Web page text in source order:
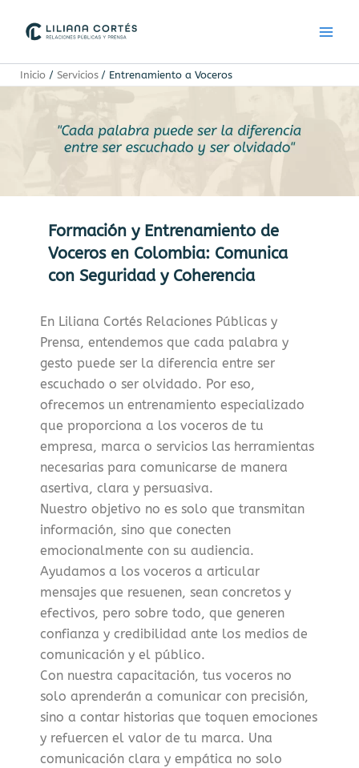
Inicio Servicios Entrenamiento a Voceros
Formación y Entrenamiento de
Voceros en Colombia: Comunica
con Seguridad y Coherencia
En Liliana Cortés Relaciones Públicas y
Prensa, entendemos que cada palabra y
gesto puede ser la diferencia entre ser
escuchado o ser olvidado. Por eso,
ofrecemos un entrenamiento especializado
que proporciona a los voceros de tu
empresa, marca o servicios las herramientas
necesarias para comunicarse de manera
asertiva, clara y persuasiva.
Nuestro objetivo no es solo que transmitan
información, sino que conecten
emocionalmente con su audiencia.
Ayudamos a los voceros a articular
mensajes que resuenen, sean concretos y
efectivos, pero sobre todo, que generen
confianza y credibilidad ante los medios de
comunicación y el público.
Con nuestra capacitación, tus voceros no
solo aprenderán a comunicar con precisión,
sino a contar historias que toquen emociones
y refuercen el valor de tu marca. Una
comunicación clara y empática no solo